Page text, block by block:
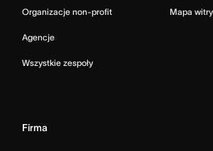
Organizacje non-profit
Agencje
Wszystkie zespoły
Mapa
Firma